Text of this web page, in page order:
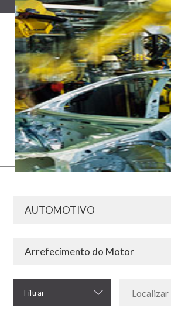
Toda a parte eletrônica dos automóveis,
condicionado e ignição precisa de
de qualidade para funcionar perfeitamente.
destaca mundialmente por oferecer
fundamentais ao setor automotivo. São
excelência que garantem a liderança da
pela nossa tecnologia em todo o segmento.
Filtrar